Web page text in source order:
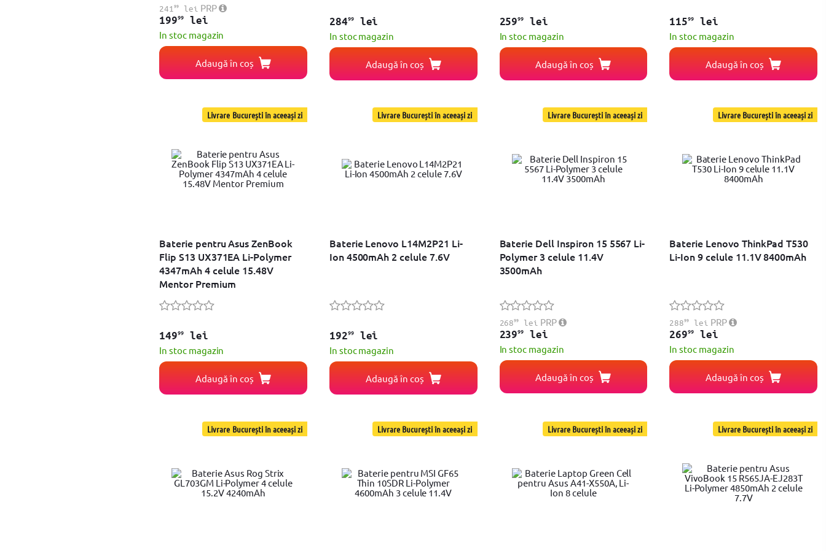
241 99lei PRP
19999lei
In stoc magazin
Adaugă în coș
28499lei
In stoc magazin
Adaugă în coș
25999
lei
In stoc magazin
Adaugă în coș
11599
lei
In stoc magazin
Adaugă în coș
Livrare București în aceeași zi
Baterie pentru Asus ZenBook
Flip S13 UX371EA Li-Polymer
4347mAh 4 celule 15.48V
Mentor Premium
14999lei
In stoc magazin
Adaugă în coș
Livrare București în aceeași zi
Baterie Lenovo L14M2P21 Li-
Ion 4500mAh 2 celule 7.6V
19299lei
In stoc magazin
Adaugă în coș
Livrare București în aceeași zi
Baterie Dell Inspiron 15 5567 Li-
Polymer 3 celule 11.4V
3500mAh
26899 lei PRP
23999
lei
In stoc magazin
Adaugă în coș
Livrare București în aceeași zi
Baterie Lenovo ThinkPad T530
Li-Ion 9 celule 11.1V 8400mAh
28899 lei PRP
26999
lei
In stoc magazin
Adaugă în coș
Livrare București în aceeași zi Livrare București în aceeași zi Livrare București în aceeași zi Livrare București în aceeași zi